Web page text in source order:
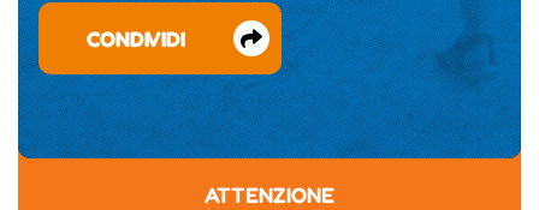
CONDIVIDI
ATTENZIONE